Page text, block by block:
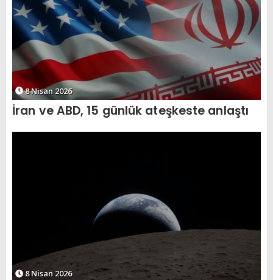
8 Nisan 2026
İran ve ABD, 15 günlük ateşkeste anlaştı
8 Nisan 2026